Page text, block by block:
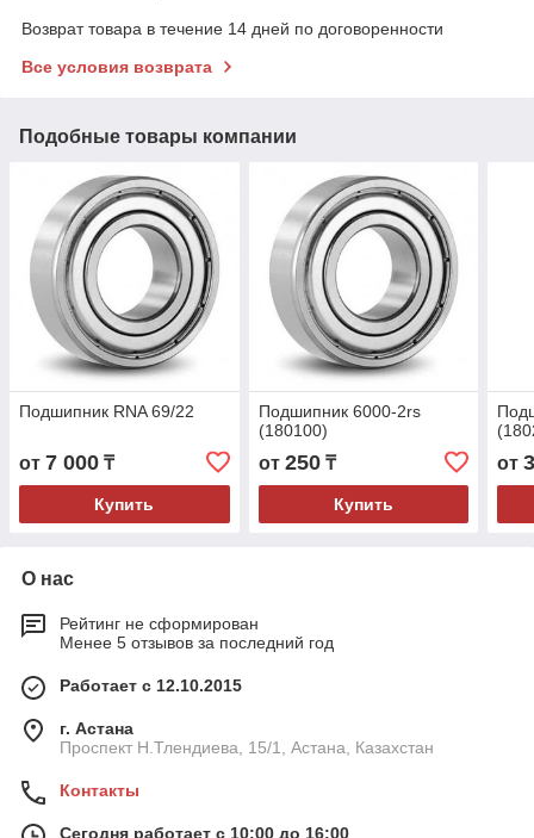
Возврат товара в течение 14 дней по договоренности
Все условия возврата
Подобные товары компании
Подшипник RNA 69/22
от 7 000 ₸
Купить
Подшипник 6000-2rs
(180100)
от 250₸
Купить
от
О нас
Рейтинг не сформирован
Менее 5 отзывов за последний год
Работает с 12.10.2015
г. Астана
Проспект Н.Тлендиева, 15/1, Астана, Казахстан
Контакты
Сегодня работает с 10:00 до 16:00